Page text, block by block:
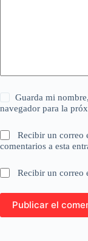
Guarda mi
navegador para la
Recibir un correo
comentarios a esta
Recibir un correo
Publicar el